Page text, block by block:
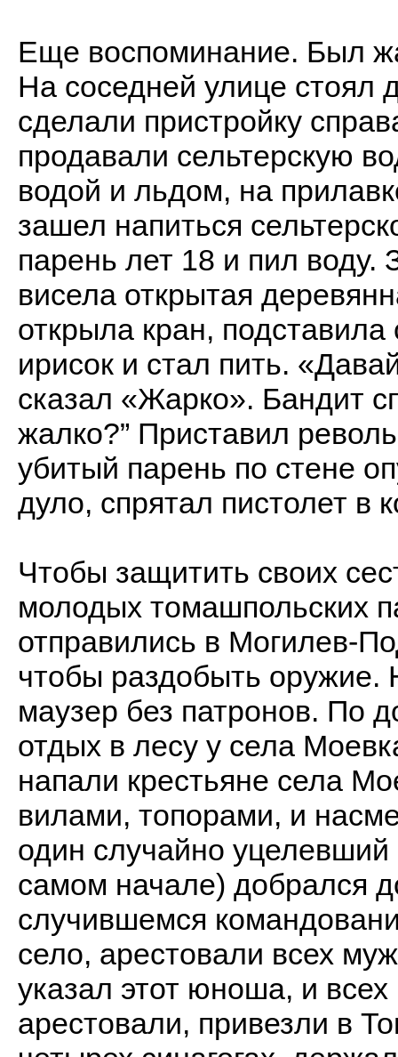
Еще воспоминание. Был
На соседней улице
сделали пристройку
продавали сельтерскую
водой и льдом, на
зашел напиться
парень лет 18 и пил
висела открытая
открыла кран,
ирисок и стал пить.
сказал «Жарко». Бандит
жалко?” Приставил
убитый парень по стене
дуло, спрятал пистолет в
Чтобы защитить своих
молодых томашпольских
отправились в Могилев-
чтобы раздобыть
маузер без патронов. По
отдых в лесу у села
напали крестьяне села
вилами, топорами, и
один случайно
самом начале) добрался
случившемся
село, арестовали всех
указал этот юноша, и
арестовали, привезли в